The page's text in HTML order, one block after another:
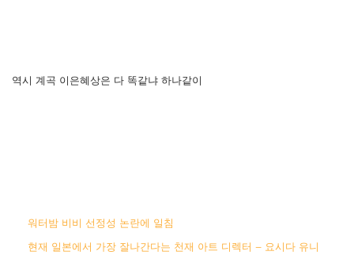
역시 계곡 이은혜상은 다 똑같냐 하나같이
워터밤 비비 선정성 논란에 일침
현재 일본에서 가장 잘나간다는 천재 아트 디렉터 – 요시다 유니